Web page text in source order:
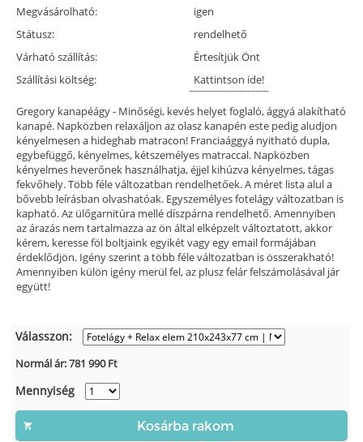
Megvásárolható:
igen
Státusz:
rendelhető
Várható szállítás:
Értesítjük Önt
Szállítási költség:
Kattintson ide!
Gregory kanapéágy - Minőségi, kevés helyet foglaló, ággyá alakítható
kanapé. Napközben relaxáljon az olasz kanapén este pedig aludjon
kényelmesen a hideghab matracon! Franciaággyá nyitható dupla,
egybefüggő, kényelmes, kétszemélyes matraccal. Napközben
kényelmes heverőnek használhatja, éjjel kihúzva kényelmes, tágas
fekvőhely. Több féle változatban rendelhetőek. A méret lista alul a
bővebb leírásban olvashatóak. Egyszemélyes fotelágy változatban is
kapható. Az ülőgarnitúra mellé díszpárna rendelhető. Amennyiben
az árazás nem tartalmazza az ön által elképzelt változtatott, akkor
kérem, keresse föl boltjaink egyikét vagy egy email formájában
érdeklődjön. Igény szerint a több féle változatban is összerakható!
Amennyiben külön igény merül fel, az plusz felár felszámolásával jár
együtt!
Válasszon:
Normál ár:781 990Ft
Mennyiség